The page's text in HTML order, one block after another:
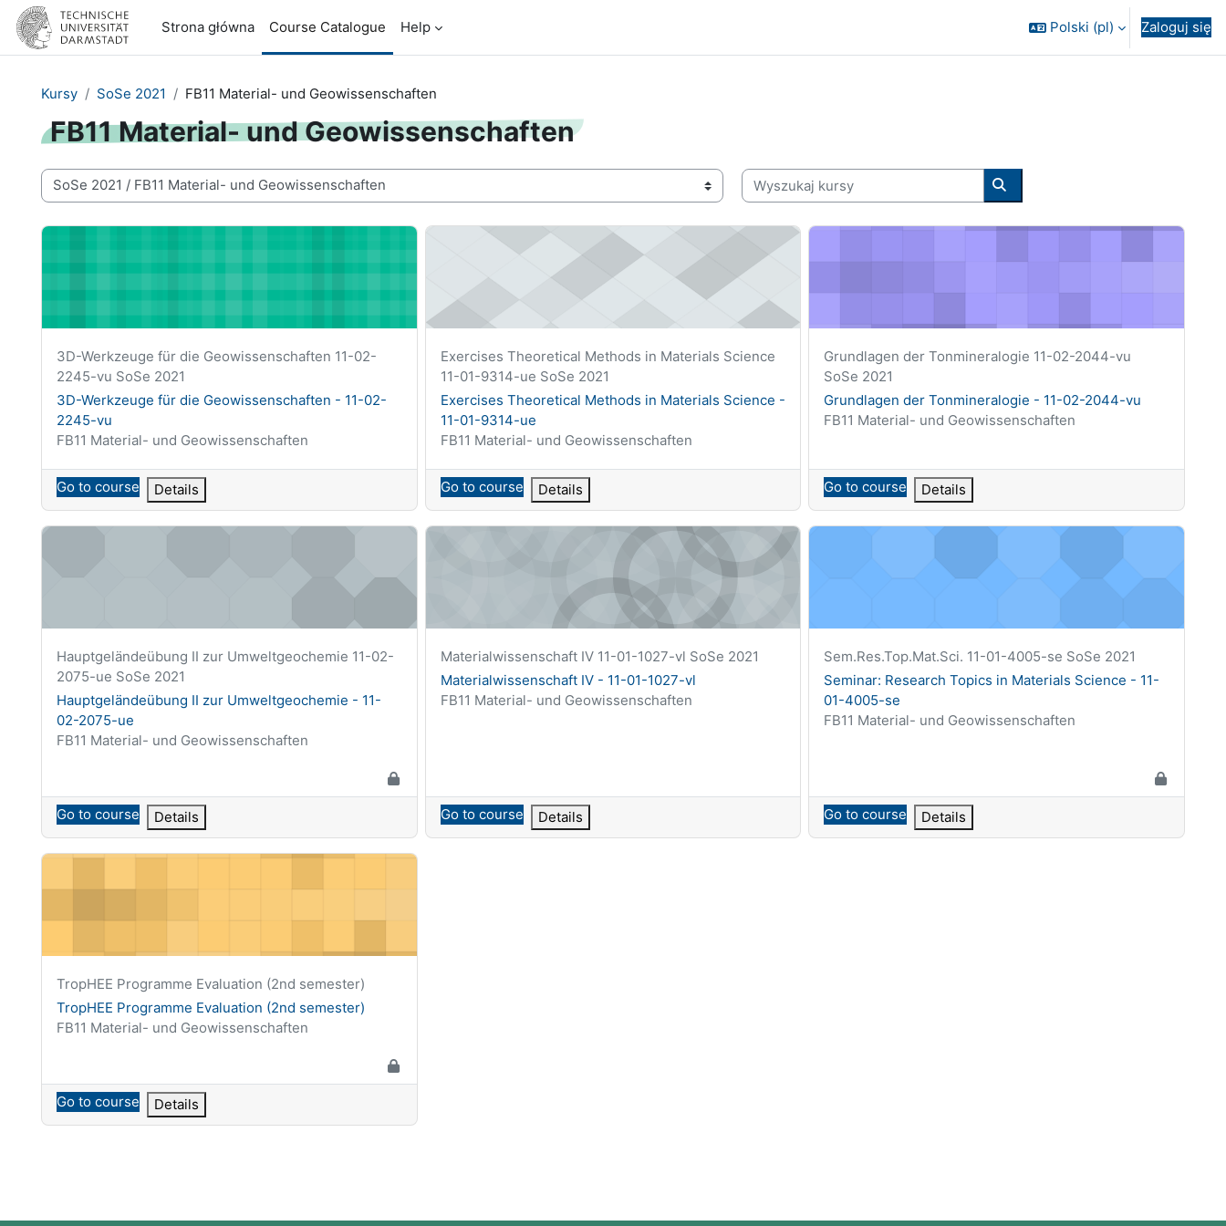
Przejdź do głównej zawartości
Strona główna
Course Catalogue Help Polski ‎(pl)‎ Zaloguj się
Kursy SoSe 2021 FB11 Material- und Geowissenschaften
FB11 Material- und Geowissenschaften
Kategorie kursów
Wyszukaj kursy
Wyszukaj kursy
3D-Werkzeuge für die Geowissenschaften - 11-02-2245-vu
Krótka nazwa kursu
3D-Werkzeuge für die Geowissenschaften 11-02-
2245-vu SoSe 2021
Nazwa kursu
3D-Werkzeuge für die Geowissenschaften - 11-02-
2245-vu
Kategoria kursu
FB11 Material- und Geowissenschaften
Go to course Details
Exercises Theoretical Methods in Materials Science - 11-01-9314-ue
Krótka nazwa kursu
Exercises Theoretical Methods in Materials Science
11-01-9314-ue SoSe 2021
Nazwa kursu
Exercises Theoretical Methods in Materials Science -
11-01-9314-ue
Kategoria kursu
FB11 Material- und Geowissenschaften
Go to course Details
Grundlagen der Tonmineralogie - 11-02-2044-vu
Krótka nazwa kursu
Grundlagen der Tonmineralogie 11-02-2044-vu
SoSe 2021
Nazwa kursu
Grundlagen der Tonmineralogie - 11-02-2044-vu
Kategoria kursu
FB11 Material- und Geowissenschaften
Go to course Details
Hauptgeländeübung II zur Umweltgeochemie - 11-02-2075-ue
Krótka nazwa kursu
Hauptgeländeübung II zur Umweltgeochemie 11-02-
2075-ue SoSe 2021
Nazwa kursu
Hauptgeländeübung II zur Umweltgeochemie - 11-
02-2075-ue
Kategoria kursu
FB11 Material- und Geowissenschaften
Go to course Details
Materialwissenschaft IV - 11-01-1027-vl
Krótka nazwa kursu
Materialwissenschaft IV 11-01-1027-vl SoSe 2021
Nazwa kursu
Materialwissenschaft IV - 11-01-1027-vl
Kategoria kursu
FB11 Material- und Geowissenschaften
Go to course Details
Seminar: Research Topics in Materials Science - 11-01-4005-se
Krótka nazwa kursu
Sem.Res.Top.Mat.Sci. 11-01-4005-se SoSe 2021
Nazwa kursu
Seminar: Research Topics in Materials Science - 11-
01-4005-se
Kategoria kursu
FB11 Material- und Geowissenschaften
Go to course Details
TropHEE Programme Evaluation (2nd semester)
Krótka nazwa kursu
TropHEE Programme Evaluation (2nd semester)
Nazwa kursu
TropHEE Programme Evaluation (2nd semester)
Kategoria kursu
FB11 Material- und Geowissenschaften
Go to course Details